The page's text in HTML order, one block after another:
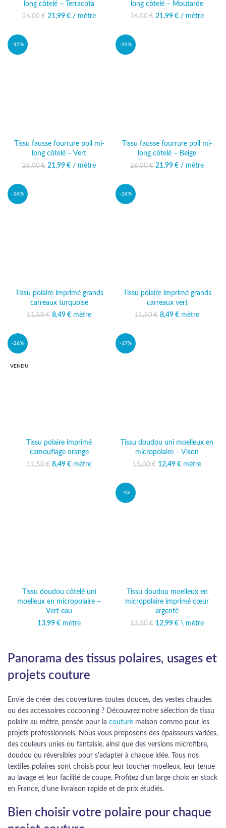
long côtelé – Terracota
26,00€
Le prix initial était :
21,99 €
Le prix
/ mètre
long côtelé – Moutarde
26,00€
Le prix initial était :
21,99 €
Le prix
/ mètre
-15%
Tissu fausse fourrure poil mi-
long côtelé – Vert
26,00€
Le prix initial était :
21,99 €
Le prix
/ mètre
-15%
Tissu fausse fourrure poil mi-
long côtelé – Beige
26,00€
Le prix initial était :
21,99 €
Le prix
/ mètre
-26%
Tissu polaire imprimé grands
carreaux turquoise
11,50€ Le prix initial était :
8,49 €
Le prix
mètre
-26%
Tissu polaire imprimé grands
carreaux vert
11,50€ Le prix initial était :
8,49 €
Le prix
mètre
-26%
VENDU
Tissu polaire imprimé
camouflage orange
11,50€ Le prix initial était :
8,49 €
Le prix
mètre
-17%
Tissu doudou uni moelleux en
micropolaire – Vison
15,00€ Le prix initial était :
12,49 €
Le prix
mètre
Tissu doudou côtelé uni
moelleux en micropolaire –
Vert eau
13,99 € mètre
-4%
Tissu doudou moelleux en
micropolaire imprimé cœur
argenté
13,50€
Le prix initial était :
12,99 €
Le prix
\ mètre
Panorama des tissus polaires, usages et
projets couture
Envie de créer des couvertures toutes douces, des vestes chaudes
ou des accessoires cocooning ? Découvrez notre sélection de tissu
polaire au mètre, pensée pour la couture maison comme pour les
projets professionnels. Nous vous proposons des épaisseurs variées,
des couleurs unies ou fantaisie, ainsi que des versions microfibre,
doudou ou réversibles pour s'adapter à chaque idée. Tous nos
textiles polaires sont choisis pour leur toucher moelleux, leur tenue
au lavage et leur facilité de coupe. Profitez d'un large choix en stock
en France, d'une livraison rapide et de prix étudiés.
Bien choisir votre polaire pour chaque